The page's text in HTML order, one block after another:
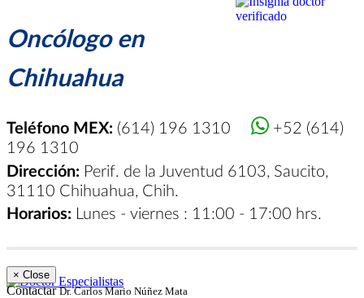
Oncólogo en
Chihuahua
Teléfono MEX: (614) 196 1310
+52 (614)
196 1310
Dirección: Perif. de la Juventud 6103, Saucito,
31110 Chihuahua, Chih.
Horarios: Lunes - viernes : 11:00 - 17:00 hrs.
× Close
ContactarDr. Carlos Mario Núñez Mata